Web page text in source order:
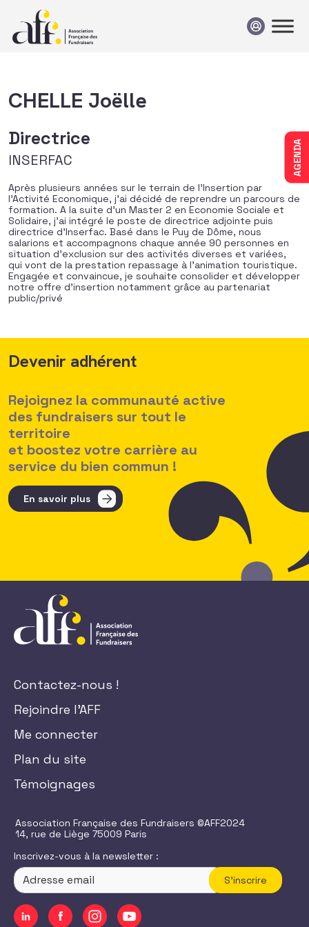
AGENDA
CHELLE Joëlle
Directrice
INSERFAC
Après plusieurs années sur le terrain de l’Insertion par
l’Activité Economique, j’ai décidé de reprendre un parcours de
formation. A la suite d’un Master 2 en Economie Sociale et
Solidaire, j’ai intégré le poste de directrice adjointe puis
directrice d’Inserfac. Basé dans le Puy de Dôme, nous
salarions et accompagnons chaque année 90 personnes en
situation d’exclusion sur des activités diverses et variées,
qui vont de la prestation repassage à l’animation touristique.
Engagée et convaincue, je souhaite consolider et développer
notre offre d’insertion notamment grâce au partenariat
public/privé
Devenir adhérent
Rejoignez la communauté active
des fundraisers sur tout le
territoire
et boostez votre carrière au
service du bien commun !
En savoir plus
Contactez-nous !
Rejoindre l'AFF
Me connecter
Plan du site
Témoignages
Association Française des Fundraisers ©AFF2024
14, rue de Liège 75009 Paris
Inscrivez-vous à la newsletter :
S'inscrire